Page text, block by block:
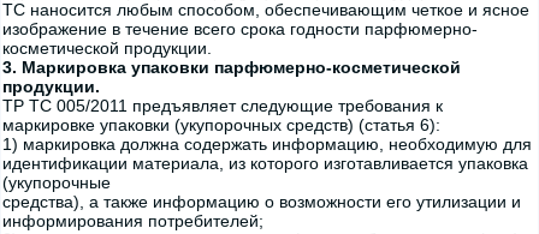
ТС наносится любым способом, обеспечивающим четкое и ясное
изображение в течение всего срока годности парфюмерно-
косметической продукции.
3. Маркировка упаковки парфюмерно-косметической
продукции.
TP ТС 005/2011 предъявляет следующие требования к
маркировке упаковки (укупорочных средств) (статья 6):
1) маркировка должна содержать информацию, необходимую для
идентификации материала, из которого изготавливается упаковка
(укупорочные
средства), а также информацию о возможности его утилизации и
информирования потребителей;